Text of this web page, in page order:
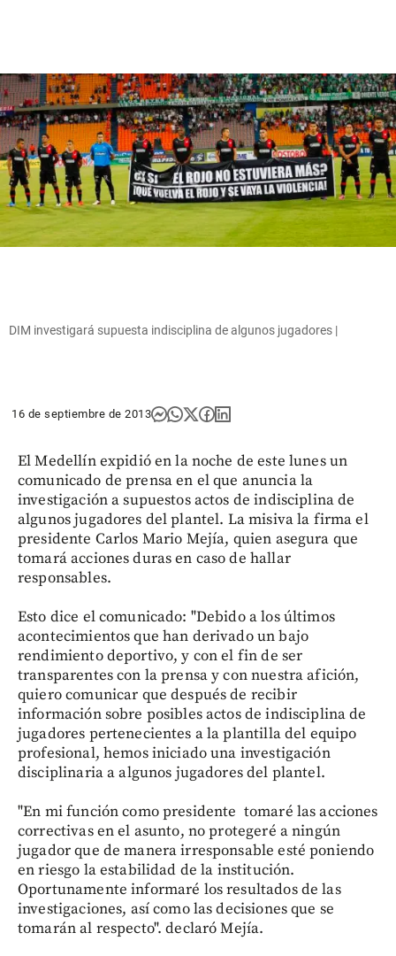
DIM investigará supuesta indisciplina de algunos jugadores |
16 de septiembre de 2013
El Medellín expidió en la noche de este lunes un
comunicado de prensa en el que anuncia la
investigación a supuestos actos de indisciplina de
algunos jugadores del plantel. La misiva la firma el
presidente Carlos Mario Mejía, quien asegura que
tomará acciones duras en caso de hallar
responsables.
Esto dice el comunicado: "Debido a los últimos
acontecimientos que han derivado un bajo
rendimiento deportivo, y con el fin de ser
transparentes con la prensa y con nuestra afición,
quiero comunicar que después de recibir
información sobre posibles actos de indisciplina de
jugadores pertenecientes a la plantilla del equipo
profesional, hemos iniciado una investigación
disciplinaria a algunos jugadores del plantel.
"En mi función como presidente tomaré las acciones
correctivas en el asunto, no protegeré a ningún
jugador que de manera irresponsable esté poniendo
en riesgo la estabilidad de la institución.
Oportunamente informaré los resultados de las
investigaciones, así como las decisiones que se
tomarán al respecto". declaró Mejía.